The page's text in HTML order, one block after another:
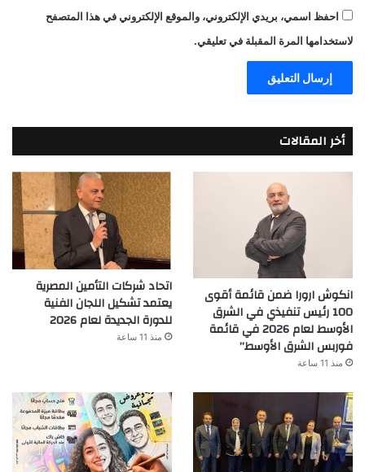
احفظ اسمي، بريدي الإلكتروني، والموقع الإلكتروني في هذا المتصفح
لاستخدامها المرة المقبلة في تعليقي.
أخر المقالات
انكوش ارورا ضمن قائمة أقوى
100 رئيس تنفيذي في الشرق
الأوسط لعام 2026 في قائمة
فوربس الشرق الأوسط”
منذ 11 ساعة
اتحاد شركات التأمين المصرية
يعتمد تشكيل اللجان الفنية
للدورة الجديدة لعام 2026
منذ 11 ساعة